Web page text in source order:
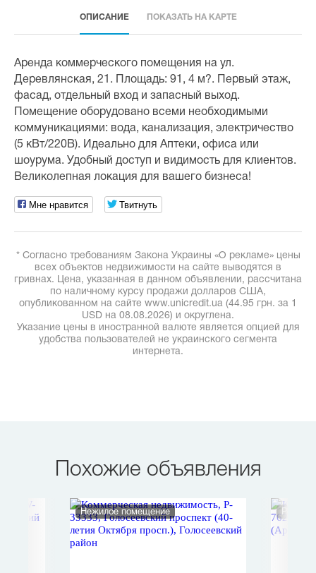
ОПИСАНИЕ ПОКАЗАТЬ НА КАРТЕ
Аренда коммерческого помещения на ул.
Деревлянская, 21. Площадь: 91, 4 м?. Первый этаж,
фасад, отдельный вход и запасный выход.
Помещение оборудовано всеми необходимыми
коммуникациями: вода, канализация, электричество
(5 кВт/220В). Идеально для Аптеки, офиса или
шоурума. Удобный доступ и видимость для клиентов.
Великолепная локация для вашего бизнеса!
Мне нравится Твитнуть
* Согласно требованиям Закона Украины «О рекламе» цены
всех объектов недвижимости на сайте выводятся в
гривнах. Цена, указанная в данном объявлении, рассчитана
по наличному курсу продажи долларов США,
опубликованном на сайте www.unicredit.ua (44.95 грн. за 1
USD на 08.08.2026) и округлена.
Указание цены в иностранной валюте является опцией для
удобства пользователей не украинского сегмента
интернета.
Похожие объявления
Нежилое помещение